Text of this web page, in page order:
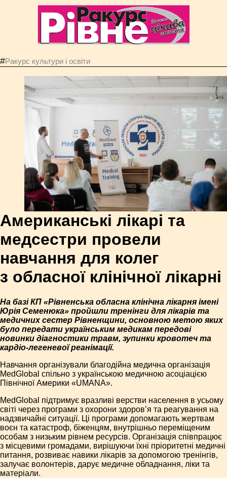
#Ракурс культури і освіти
Американські лікарі та
медсестри провели
навчання для колег
з обласної клінічної лікарні
На базі КП «Рівненська обласна клінічна лікарня імені
Юрія Семенюка» пройшли тренінги для лікарів та
медичних сестер Рівненщини, основною метою яких
було передати українським медикам передові
новинки діагностики травм, зупинки кровотеч та
кардіо-легеневої реанімації.
Навчання організували благодійна медична організація
MedGlobal спільно з українською медичною асоціацією
Північної Америки «UMANA».
MedGlobal підтримує вразливі верстви населення в усьому
світі через програми з охорони здоров’я та реагування на
надзвичайні ситуації. Ці програми допомагають жертвам
воєн та катастроф, біженцям, внутрішньо переміщеним
особам з низьким рівнем ресурсів. Організація співпрацює
з місцевими громадами, вирішуючи їхні пріоритетні медичні
питання, розвиває навики лікарів за допомогою тренінгів,
залучає волонтерів, дарує медичне обладнання, ліки та
матеріали.